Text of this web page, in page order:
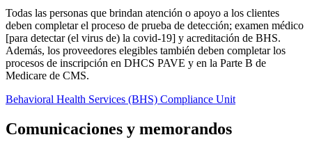
Todas las personas que brindan atención o apoyo a los clientes
deben completar el proceso de prueba de detección; examen médico
[para detectar (el virus de) la covid-19] y acreditación de BHS.
Además, los proveedores elegibles también deben completar los
procesos de inscripción en DHCS PAVE y en la Parte B de
Medicare de CMS.
Behavioral Health Services (BHS) Compliance Unit
Comunicaciones y memorandos